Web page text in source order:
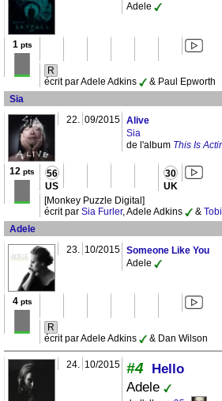
Adele
1pts
R
écrit par Adele Adkins
& Paul Epworth
Sia
22. 09/2015 Alive
Sia
de l'album This Is
12 pts 56
US
30
UK
[Monkey Puzzle Digital]
écrit par Sia Furler, Adele Adkins &
Adele
23. 10/2015 Someone Like You
Adele
4pts
R
écrit par Adele Adkins
& Dan Wilson
24. 10/2015 #4
Hello
Adele